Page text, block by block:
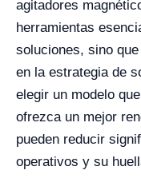
agitadores
herramientas
soluciones, sino
en la estrategia de
elegir un modelo
ofrezca un mejor
pueden reducir
operativos y su